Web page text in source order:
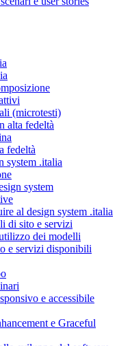
(microtesti)
alta fedeltà
fedeltà
system .italia
system
al design system .italia
di sito e servizi
dei modelli
e servizi disponibili
e accessibile
e Graceful